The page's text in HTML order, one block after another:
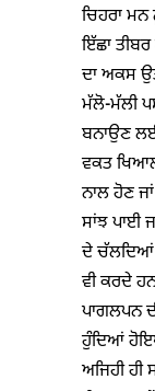
ਚਿਹਰਾ
ਇੱਛਾ
ਦਾ ਅਕਸ
ਮੱਲੋ-ਮੱਲੀ
ਬਨਾਉਣ
ਵਕਤ
ਨਾਲ ਹੋਣ
ਸਾਂਝ ਪਾਈ
ਦੇ ਚੱਲਦਿਆਂ
ਵੀ ਕਰਦੇ
ਪਾਗਲਪਨ
ਹੁੰਦਿਆਂ
ਅਜਿਹੀ ਹੀ